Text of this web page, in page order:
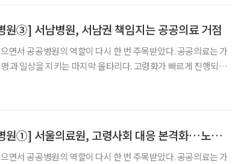
원③] 서남병원, 서남권 책임지는 공공의료 거점
면서 공공병원의 역할이 다시 한 번 주목받았다. 공공의료는 가
과 일상을 지키는 마지막 울타리다. 고령화가 빠르게 진행되는
[공공의료 심장 시립병원①] 서울의료원, 고령사회 대응 본격화…노인전문센터 연내 개소
면서 공공병원의 역할이 다시 한 번 주목받았다. 공공의료는 가